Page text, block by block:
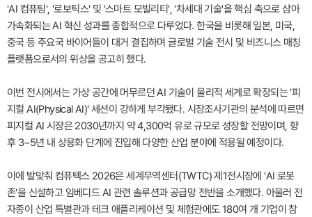
'AI 컴퓨팅', '로보틱스' 및 '스마트 모빌리티', '차세대 기술'을 핵심 축으로 삼아
가속화되는 AI 혁신 성과를 종합적으로 다루었다. 한국을 비롯해 일본, 미국,
중국 등 주요국 바이어들이 대거 결집하며 글로벌 기술 전시 및 비즈니스 매칭
플랫폼으로서의 위상을 공고히 했다.
이번 전시에서는 가상 공간에 머무르던 AI 기술이 물리적 세계로 확장되는 '피
지컬 AI(Physical AI)' 세션이 강하게 부각됐다. 시장조사기관의 분석에 따르면
피지컬 AI 시장은 2030년까지 약 4,300억 유로 규모로 성장할 전망이며, 향
후 3~5년 내 상용화 단계에 진입해 다양한 산업 분야에 적용될 예정이다.
이에 발맞춰 컴퓨텍스 2026은 세계무역센터(TWTC) 제1전시장에 'AI 로봇
존'을 신설하고 임베디드 AI 관련 솔루션과 공급망 전반을 소개했다. 아울러 전
자종이 산업 특별관과 테크 애플리케이션 및 체험관에도 180여 개 기업이 참